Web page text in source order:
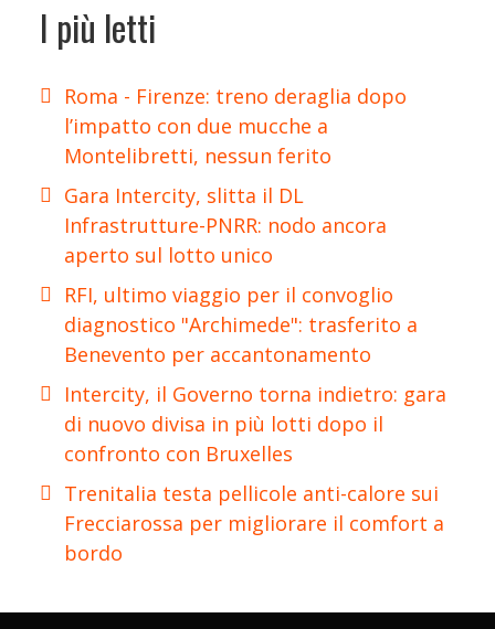
I più letti
Roma - Firenze: treno deraglia dopo
l’impatto con due mucche a
Montelibretti, nessun ferito
Gara Intercity, slitta il DL
Infrastrutture-PNRR: nodo ancora
aperto sul lotto unico
RFI, ultimo viaggio per il convoglio
diagnostico "Archimede": trasferito a
Benevento per accantonamento
Intercity, il Governo torna indietro: gara
di nuovo divisa in più lotti dopo il
confronto con Bruxelles
Trenitalia testa pellicole anti-calore sui
Frecciarossa per migliorare il comfort a
bordo